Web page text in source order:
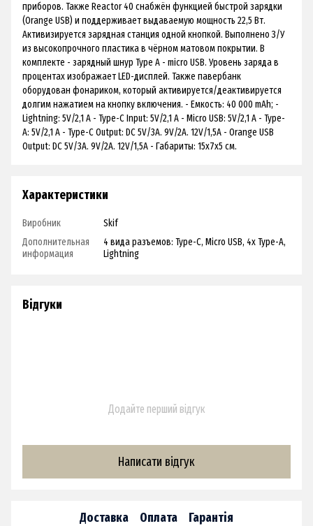
приборов. Также Reactor 40 снабжён функцией быстрой зарядки
(Orange USB) и поддерживает выдаваемую мощность 22,5 Вт.
Активизируется зарядная станция одной кнопкой. Выполнено З/У
из высокопрочного пластика в чёрном матовом покрытии. В
комплекте - зарядный шнур Type A - micro USB. Уровень заряда в
процентах изображает LED-дисплей. Также павербанк
оборудован фонариком, который активируется/деактивируется
долгим нажатием на кнопку включения. - Емкость: 40 000 mAh; -
Lightning: 5V/2,1 A - Type-C Input: 5V/2,1 A - Micro USB: 5V/2,1 A - Type-
A: 5V/2,1 A - Type-C Output: DC 5V/3A. 9V/2A. 12V/1,5A - Orange USB
Output: DC 5V/3A. 9V/2A. 12V/1,5A - Габариты: 15х7х5 см.
Характеристики
Виробник
Skif
Дополнительная
информация
4 вида разъемов: Type-C, Micro USB, 4x Type-A,
Lightning
Відгуки
Додайте перший відгук
Написати відгук
Доставка Оплата Гарантія